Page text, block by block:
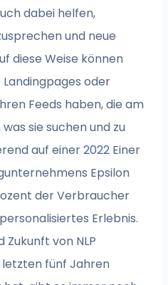
dabei helfen,
und neue
diese Weise können
oder
Feeds haben, die am
sie suchen und zu
auf einer2022 Einer
Epsilon
der Verbraucher
Erlebnis.
von NLP
letzten fünf Jahren